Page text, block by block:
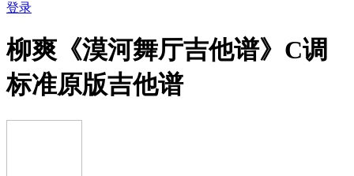
登录
柳爽《漠河舞厅吉他谱》C调
标准原版吉他谱